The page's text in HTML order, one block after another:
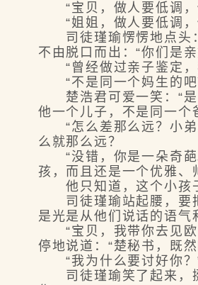
“宝贝，做人要低调，
“姐姐，做人要低调，
司徒瑾瑜愣愣地点头：
不由脱口而出：“你们是
“曾经做过亲子鉴定，
“不是同一个妈生的吧
楚浩君可爱一笑：“是
他一个儿子，不是同一个
“怎么差那么远？小弟
么就那么远？
“没错，你是一朵奇葩
孩，而且还是一个优雅、
他只知道，这个小孩子
司徒瑾瑜站起腰，要把
是光是从他们说话的语气
“宝贝，我带你去见欧
停地说道：“楚秘书，既
“我为什么要讨好你？”
司徒瑾瑜笑了起来，挺